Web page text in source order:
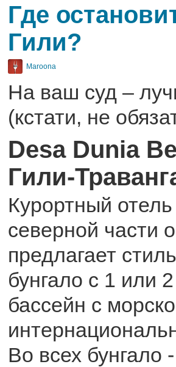
Где
Гили?
Maroona
На ваш суд –
(кстати, не
Desa Dunia
Гили-
Курортный
северной части
предлагает
бунгало с 1 или
бассейн с
Во всех бунгало